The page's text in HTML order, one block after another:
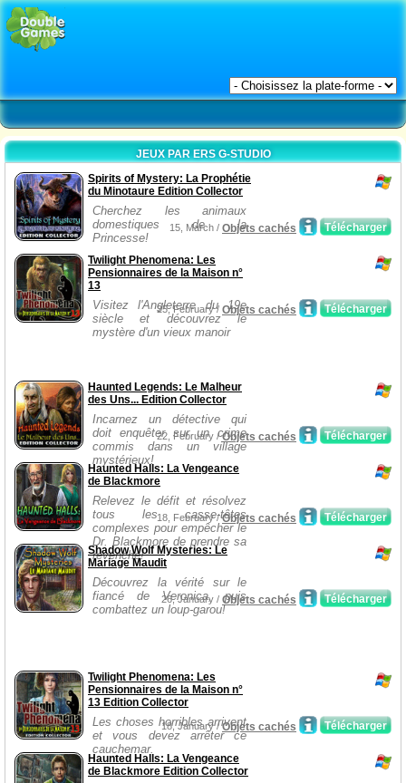
JEUX PAR ERS G-STUDIO
Spirits of Mystery: La Prophétie
du Minotaure Edition Collector
Cherchez les animaux
domestiques de la
Princesse!
Télécharger
15, March / Objets cachés
Twilight Phenomena: Les
Pensionnaires de la Maison n°
13
Visitez l'Angleterre du 19e
siècle et découvrez le
mystère d'un vieux manoir
Télécharger
25, February / Objets cachés
Haunted Legends: Le Malheur
des Uns... Edition Collector
Incarnez un détective qui
doit enquêter sur un crime
commis dans un village
mystérieux!
Télécharger
22, February /Objets cachés
Haunted Halls: La Vengeance
de Blackmore
Relevez le défit et résolvez
tous les casse-têtes
complexes pour empêcher le
Dr. Blackmore de prendre sa
revenche!
Télécharger
18, February /Objets cachés
Shadow Wolf Mysteries: Le
Mariage Maudit
Découvrez la vérité sur le
fiancé de Veronica, puis
combattez un loup-garou!
Télécharger
26, January / Objets cachés
Twilight Phenomena: Les
Pensionnaires de la Maison n°
13 Edition Collector
Les choses horribles arrivent
et vous devez arrêter ce
cauchemar.
Télécharger
18, January /Objets cachés
Haunted Halls: La Vengeance
de Blackmore Edition Collector